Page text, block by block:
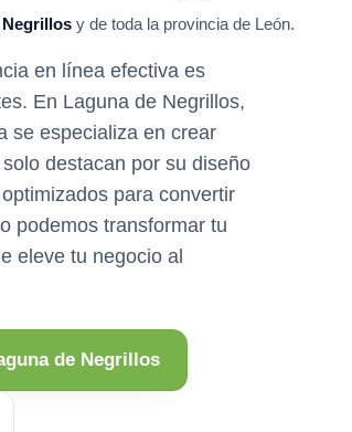
Negrillos y de toda la provincia de León.
en línea efectiva es
En Laguna de Negrillos,
se especializa en crear
destacan por su diseño
para convertir
podemos transformar tu
eleve tu negocio al
de Negrillos